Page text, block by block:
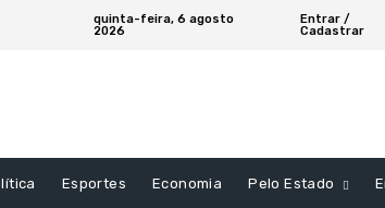
quinta-feira, 6 agosto
2026
Entrar /
Cadastrar
Esportes Economia Pelo Estado